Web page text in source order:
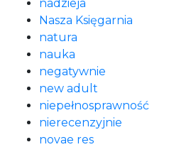
nadzieja
Nasza Księgarnia
natura
nauka
negatywnie
new adult
niepełnosprawność
nierecenzyjnie
novae res